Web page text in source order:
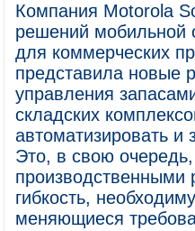
Компания Motorola
решений мобильной
для коммерческих
представила новые
управления
складских
автоматизировать и
Это, в свою
производственными
гибкость,
меняющиеся